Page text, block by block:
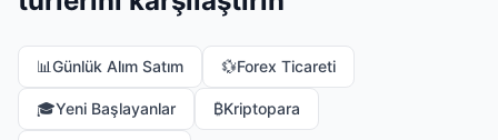
📊Günlük Alım Satım 💱Forex Ticareti
🎓Yeni Başlayanlar ₿Kriptopara